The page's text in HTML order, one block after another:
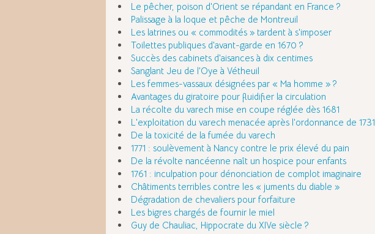
Le pêcher, poison d'Orient se répandant en France ?
Palissage à la loque et pêche de Montreuil
Les latrines ou « commodités » tardent à s'imposer
Toilettes publiques d'avant-garde en 1670 ?
Succès des cabinets d'aisances à dix centimes
Sanglant Jeu de l'Oye à Vétheuil
Les femmes-vassaux désignées par « Ma homme » ?
Avantages du giratoire pour fluidifier la circulation
La récolte du varech mise en coupe réglée dès 1681
L'exploitation du varech menacée après l'ordonnance de 1731
De la toxicité de la fumée du varech
1771 : soulèvement à Nancy contre le prix élevé du pain
De la révolte nancéenne naît un hospice pour enfants
1761 : inculpation pour dénonciation de complot imaginaire
Châtiments terribles contre les « juments du diable »
Dégradation de chevaliers pour forfaiture
Les bigres chargés de fournir le miel
Guy de Chauliac, Hippocrate du XIVe siècle ?